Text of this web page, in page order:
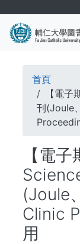
導
航
連
結
首頁
【電
刊(Joule
【電子
(Joule
Clinic
用